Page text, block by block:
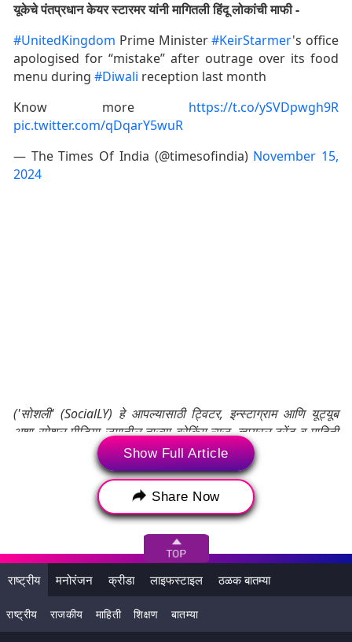
यूकेचे पंतप्रधान केयर स्टारमर यांनी मागितली हिंदू लोकांची माफी -
#UnitedKingdom Prime Minister#KeirStarmer's office
apologised for “mistake” after outrage over its food
menu during #Diwali reception last month
Know more https://t.co/ySVDpwgh9R
pic.twitter.com/qDqarY5wuR
— The Times Of India (@timesofindia) November 15,
2024
('सोशली' (SocialLY) हे आपल्यासाठी ट्विटर, इन्स्टाग्राम आणि यूट्यूब
अशा सोशल मीडिया जगातील ताज्या ब्रेकिंग न्यूज, व्हायरल ट्रेंड व माहिती
घेऊन येते. वृत्तात एम्बेड केलेली पोस्ट यूजर्सच्या सोशल मीडिया
अकाऊंटमधून थेट एम्बेड करण्यात आली आहे. लेटेस्टलीच्या कर्मचाऱ्याने
अथवा लेखकाने त्याचे संपादन किंवा त्यात सुधारणा केलेली नाही. सदर
पोस्टमधील वस्तुस्थिती, प्रतिक्रियामधून लेटेस्टलीची मते प्रतिबिंबित होत
नाहीत. तसेच या मजकूराची जबाबदारी अथवा उत्तरदायीत्व लेटेस्टली
Tags:
Show Full Article
Share Now
राष्ट्रीय मनोरंजन क्रीडा लाइफस्टाइल ठळक बातम्या
राष्ट्रीय राजकीय माहिती शिक्षण बातम्या